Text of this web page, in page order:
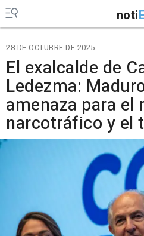
noti
28 DE OCTUBRE DE 2025
El exalcalde de
Ledezma:
amenaza para el
narcotráfico y el